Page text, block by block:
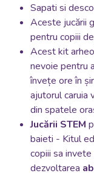
Sapati si
Aceste jucării
pentru copiii
Acest kit
nevoie pentru
învețe ore în
ajutorul caruia
din spatele
Jucării STEM
baieti - Kitul
copiii sa
dezvoltarea